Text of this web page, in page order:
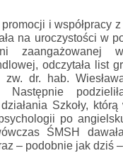
i współpracy
na uroczystości w
zaangażowanej
odczytała list
dr. hab.
Następnie
Szkoły, którą
po
ŚMSH
– podobnie jak dziś